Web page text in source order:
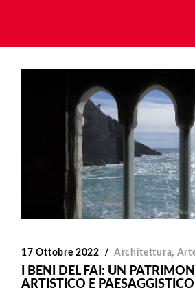
17 Ottobre 2022 Architettura,
I BENI DEL FAI: UN
ARTISTICO E